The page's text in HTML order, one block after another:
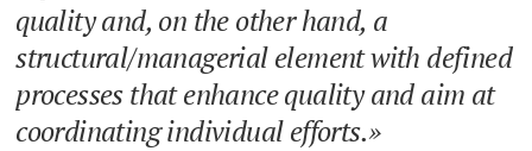
quality and, on the other hand, a
structural/managerial element with defined
processes that enhance quality and aim at
coordinating individual efforts.